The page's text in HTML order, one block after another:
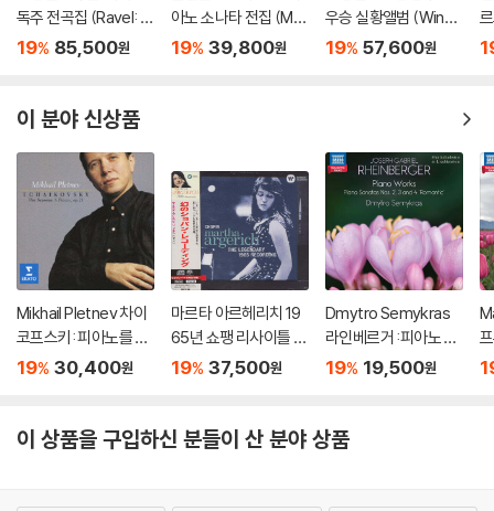
독주 전곡집 (Ravel: T
he Complete Solo Pi
19% 85,500원
아노 소나타 전집 (Mo
zart: Complete Pian
19% 39,800원
우승 실황앨범 (Winne
r of the 17th Internat
19% 57,600원
이 분야 신상품
Mikhail Pletnev 차이
코프스키: 피아노를 위
한 6개의 소품과 사계
Op.21) [HQCD]
19% 30,400원
마르타 아르헤리치 19
65년 쇼팽 리사이틀 녹
음 (Martha Argerich
g) [SACD Hybrid]
19% 37,500원
Dmytro Semykras
라인베르거 :피아노 작
품 (Rheinberger: Pia
19% 19,500원
이 상품을 구입하신 분들이 산 분야 상품